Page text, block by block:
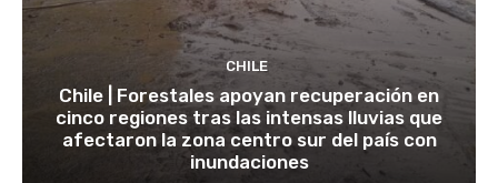
CHILE
Chile | Forestales apoyan recuperación en
cinco regiones tras las intensas lluvias que
afectaron la zona centro sur del país con
inundaciones